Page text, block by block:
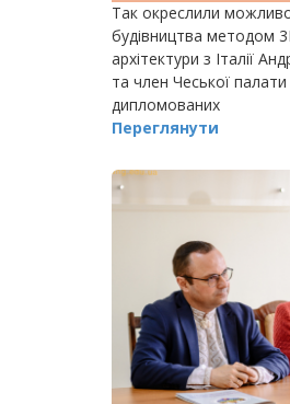
Так окреслили
будівництва методом
архітектури з Італії
та член Чеської палати
дипломованих
Переглянути